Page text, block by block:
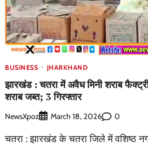
BUSINESS JHARKHAND
झारखंड : चतरा में अवैध मिनी शराब
शराब जब्त; 3 गिरफ्तार
NewsXpoz March 18, 2026 0
चतरा : झारखंड के चतरा जिले में वशिष्ठ